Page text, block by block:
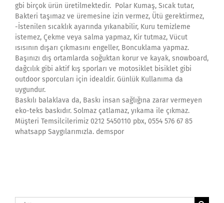
gbi birçok ürün üretilmektedir. Polar Kumaş, Sıcak tutar,
Bakteri taşımaz ve üremesine izin vermez, Ütü gerektirmez,
-İstenilen sıcaklık ayarında yıkanabilir, Kuru temizleme
istemez, Çekme veya salma yapmaz, Kir tutmaz, Vücut
ısısının dışarı çıkmasını engeller, Boncuklama yapmaz.
Başınızı dış ortamlarda soğuktan korur ve kayak, snowboard,
dağcılık gibi aktif kış sporları ve motosiklet bisiklet gibi
outdoor sporcuları için idealdir. Günlük Kullanıma da
uygundur.
Baskılı balaklava da, Baskı insan sağlığına zarar vermeyen
eko-teks baskıdır. Solmaz çatlamaz, yıkama ile çıkmaz.
Müşteri Temsilcilerimiz 0212 5450110 pbx, 0554 576 67 85
whatsapp Saygılarımızla. demspor